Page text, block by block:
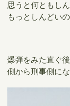
思うと何ともし
もっとしんどい
爆弾をみた直ぐ
側から刑事側に